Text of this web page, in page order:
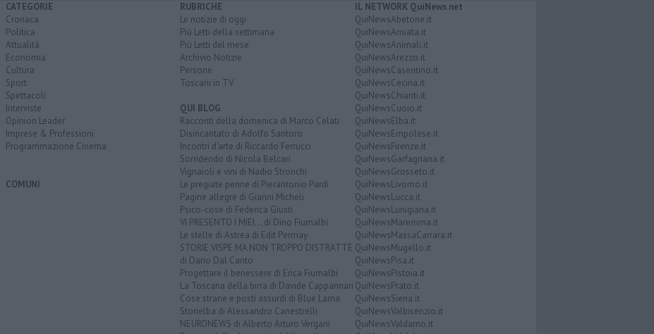
CATEGORIE
Cronaca
Politica
Attualità
Economia
Cultura
Sport
Spettacoli
Interviste
Opinion Leader
Imprese & Professioni
Programmazione Cinema
COMUNI
RUBRICHE
Le notizie di oggi
Più Letti della settimana
Più Letti del mese
Archivio Notizie
Persone
Toscani in TV
QUI BLOG
Racconti della domenica di Marco Celati
Disincantato di Adolfo Santoro
Incontri d'arte di Riccardo Ferrucci
Sorridendo di Nicola Belcari
Vignaioli e vini di Nadio Stronchi
Le pregiate penne di Pierantonio Pardi
Pagine allegre di Gianni Micheli
Psico-cose di Federica Giusti
VI PRESENTO I MIEI... di Dino Fiumalbi
Le stelle di Astrea di Edit Permay
STORIE VISPE MA NON TROPPO DISTRATTE
di Dario Dal Canto
Progettare il benessere di Erica Fiumalbi
La Toscana della birra di Davide Cappannari
Cose strane e posti assurdi di Blue Lama
Storielba di Alessandro Canestrelli
NEURONEWS di Alberto Arturo Vergani
IL NETWORK QuiNews.net
QuiNewsAbetone.it
QuiNewsAmiata.it
QuiNewsAnimali.it
QuiNewsArezzo.it
QuiNewsCasentino.it
QuiNewsCecina.it
QuiNewsChianti.it
QuiNewsCuoio.it
QuiNewsElba.it
QuiNewsEmpolese.it
QuiNewsFirenze.it
QuiNewsGarfagnana.it
QuiNewsGrosseto.it
QuiNewsLivorno.it
QuiNewsLucca.it
QuiNewsLunigiana.it
QuiNewsMaremma.it
QuiNewsMassaCarrara.it
QuiNewsMugello.it
QuiNewsPisa.it
QuiNewsPistoia.it
QuiNewsPrato.it
QuiNewsSiena.it
QuiNewsValbisenzio.it
QuiNewsValdarno.it